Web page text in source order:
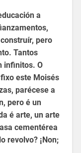
a
pero
Tantos
infinitos. O
este Moisés
parécese a
pero é un
é arte, un arte
cementérea
revolvo? ¡Non;